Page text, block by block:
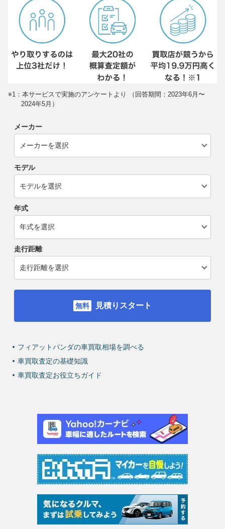
※1：本サービスで実施のアンケートより （回答期間：2023年6月〜
2024年5月）
メーカー
モデル
年式
走行距離
見積りスタート
フィアットパンダの車買取相場を調べる
車買取査定の基礎知識
車買取査定お役立ちガイド